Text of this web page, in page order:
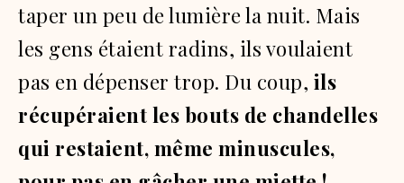
taper un peu de lumière la nuit. Mais
les gens étaient radins, ils voulaient
pas en dépenser trop. Du coup, ils
récupéraient les bouts de chandelles
qui restaient, même minuscules,